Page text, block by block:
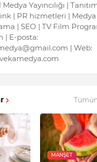
Yayıncılığı | Tanıtım
| PR hizmetleri | Medya
| SEO | TV Film
| E-posta:
| Web:
MANŞET